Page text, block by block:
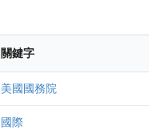
關鍵字
美國國務院
國際